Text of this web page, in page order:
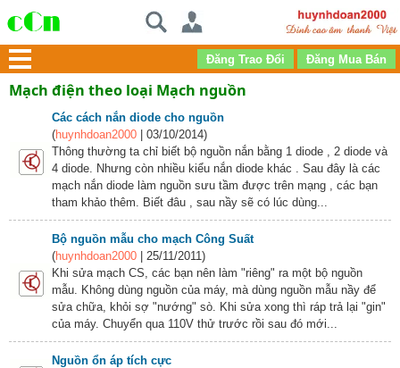
Mạch điện theo loại Mạch nguồn
Các cách nắn diode cho nguồn
(huynhdoan2000 | 03/10/2014)
Thông thường ta chỉ biết bộ nguồn nắn bằng 1 diode , 2 diode và
4 diode. Nhưng còn nhiều kiểu nắn diode khác . Sau đây là các
mạch nắn diode làm nguồn sưu tầm được trên mạng , các bạn
tham khảo thêm. Biết đâu , sau nầy sẽ có lúc dùng...
Bộ nguồn mẫu cho mạch Công Suất
(huynhdoan2000 | 25/11/2011)
Khi sửa mạch CS, các bạn nên làm "riêng" ra một bộ nguồn
mẫu. Không dùng nguồn của máy, mà dùng nguồn mẫu nầy để
sửa chữa, khỏi sợ "nướng" sò. Khi sửa xong thì ráp trả lại "gin"
của máy. Chuyển qua 110V thử trước rồi sau đó mới...
Nguồn ổn áp tích cực